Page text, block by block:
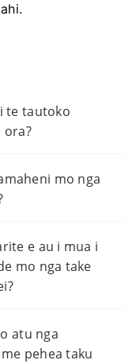
te tautoko
mo nga
e au i mua i
mo nga take
atu nga
pehea taku